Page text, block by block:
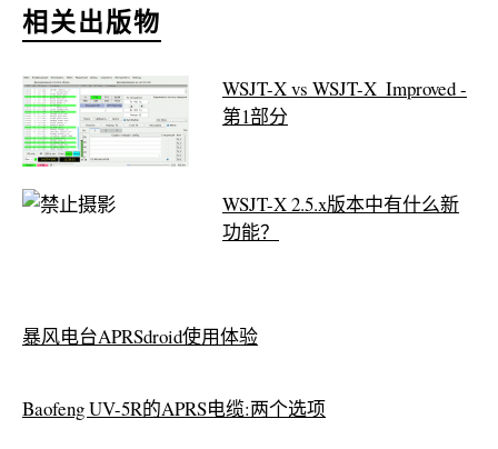
相关出版物
WSJT-X vs WSJT-X_Improved -
第1部分
WSJT-X 2.5.x版本中有什么新
功能？
暴风电台APRSdroid使用体验
Baofeng UV-5R的APRS电缆:两个选项